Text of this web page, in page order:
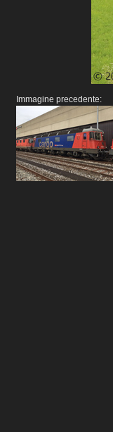
Immagine precedente: